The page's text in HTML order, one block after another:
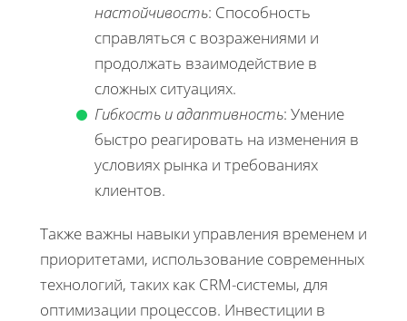
настойчивость: Способность
справляться с возражениями и
продолжать взаимодействие в
сложных ситуациях.
Гибкость и адаптивность: Умение
быстро реагировать на изменения в
условиях рынка и требованиях
клиентов.
Также важны навыки управления временем и
приоритетами, использование современных
технологий, таких как CRM-системы, для
оптимизации процессов. Инвестиции в